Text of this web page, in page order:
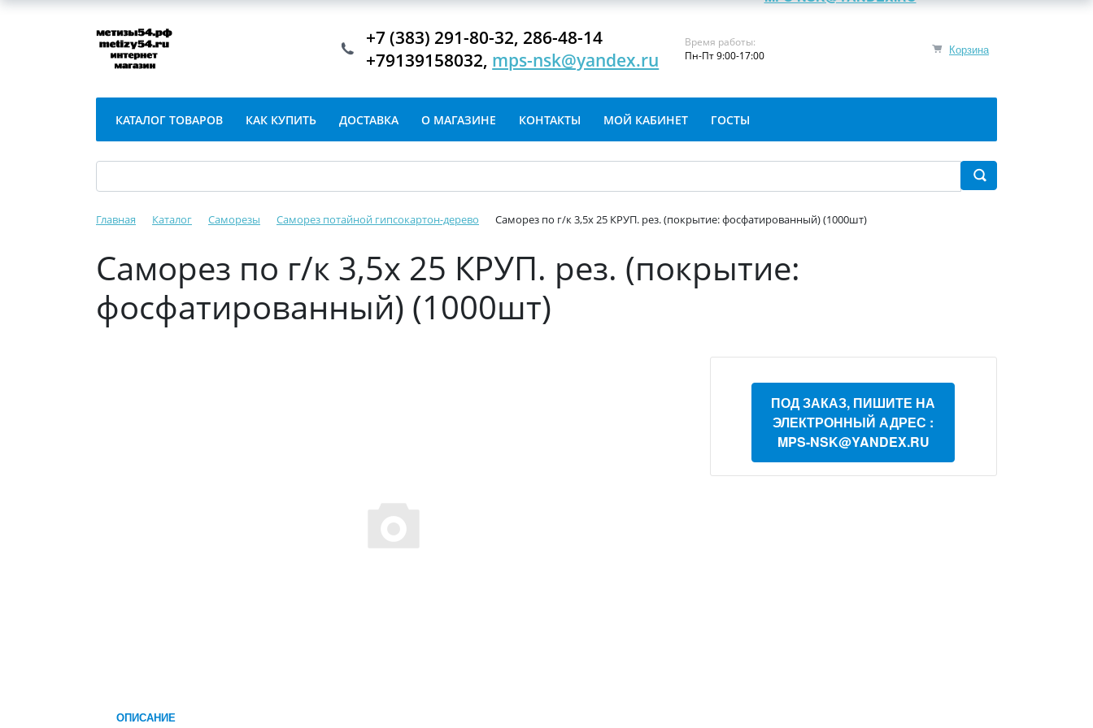
Корзина
+7 (383) 291-80-32, 286-48-14
+79139158032, mps-nsk@yandex.ru
Время работы:
Пн-Пт 9:00-17:00
КАТАЛОГ ТОВАРОВ КАК КУПИТЬ ДОСТАВКА О МАГАЗИНЕ КОНТАКТЫ МОЙ КАБИНЕТ ГОСТЫ
Главная Каталог Саморезы Саморез потайной гипсокартон-дерево Саморез по г/к 3,5х 25 КРУП. рез. (покрытие: фосфатированный) (1000шт)
Саморез по г/к 3,5х 25 КРУП. рез. (покрытие:
фосфатированный) (1000шт)
ПОД ЗАКАЗ, ПИШИТЕ НА
ЭЛЕКТРОННЫЙ АДРЕС :
MPS-NSK@YANDEX.RU
ОПИСАНИЕ